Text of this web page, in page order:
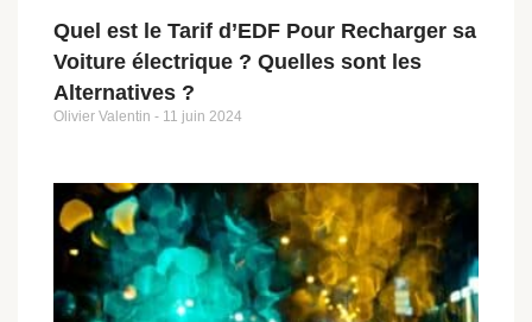
Quel est le Tarif d’EDF Pour Recharger sa
Voiture électrique ? Quelles sont les
Alternatives ?
Olivier Valentin 11 juin 2024